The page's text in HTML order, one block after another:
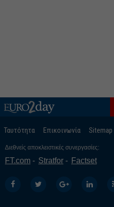
Ταυτότητα Επικοινωνία Sitemap
Διεθνείς αποκλειστικές συνεργασίες:
FT.com Stratfor Factset